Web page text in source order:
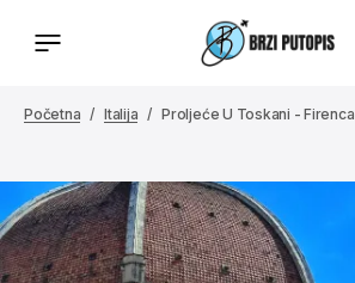
Početna Italija Proljeće U Toskani - Firenca